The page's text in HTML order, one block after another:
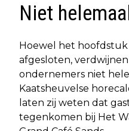
Niet
Hoewel het
afgesloten,
ondernemers niet
Kaatsheuvelse
laten zij weten dat
tegenkomen bij Het